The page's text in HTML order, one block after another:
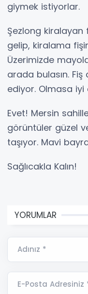
giymek istiyorlar.
Şezlong
gelip, kiralama
Üzerimizde
arada bulasın. Fiş
ediyor. Olmasa iyi
Evet! Mersin
görüntüler güzel
taşıyor. Mavi
Sağlıcakla Kalın!
YORUMLAR
Adınız *
E-Posta Adresiniz